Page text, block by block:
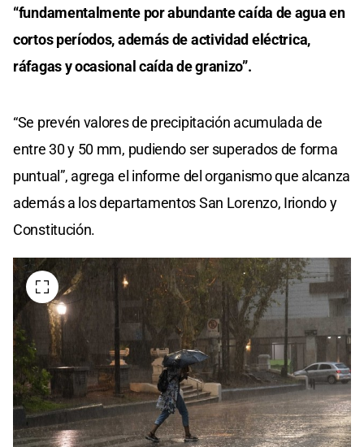
“fundamentalmente por abundante caída de agua en
cortos períodos, además de actividad eléctrica,
ráfagas y ocasional caída de granizo”.
“Se prevén valores de precipitación acumulada de
entre 30 y 50 mm, pudiendo ser superados de forma
puntual”, agrega el informe del organismo que alcanza
además a los departamentos San Lorenzo, Iriondo y
Constitución.